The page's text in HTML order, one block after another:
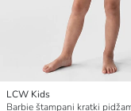
LCW Kids